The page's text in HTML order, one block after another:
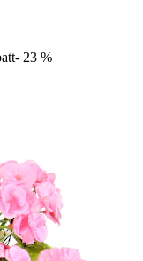
- 23 %